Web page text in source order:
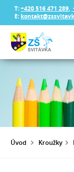
T:+420 516 471 289,
E:
Úvod Kroužky